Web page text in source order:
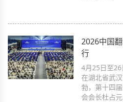
2026中国
行
4月25日至
在湖北省武
勃，第十四
会会长杜占